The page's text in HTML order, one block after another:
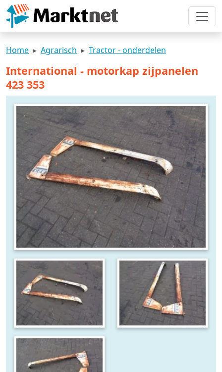
Home Agrarisch Tractor - onderdelen
International - motorkap zijpanelen
423 353